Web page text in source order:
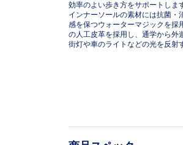
効率のよい歩き方をサポートしま
インナーソールの素材には抗菌・
感を保つウォーターマジックを採
の人工皮革を採用し、通学から外
街灯や車のライトなどの光を反射